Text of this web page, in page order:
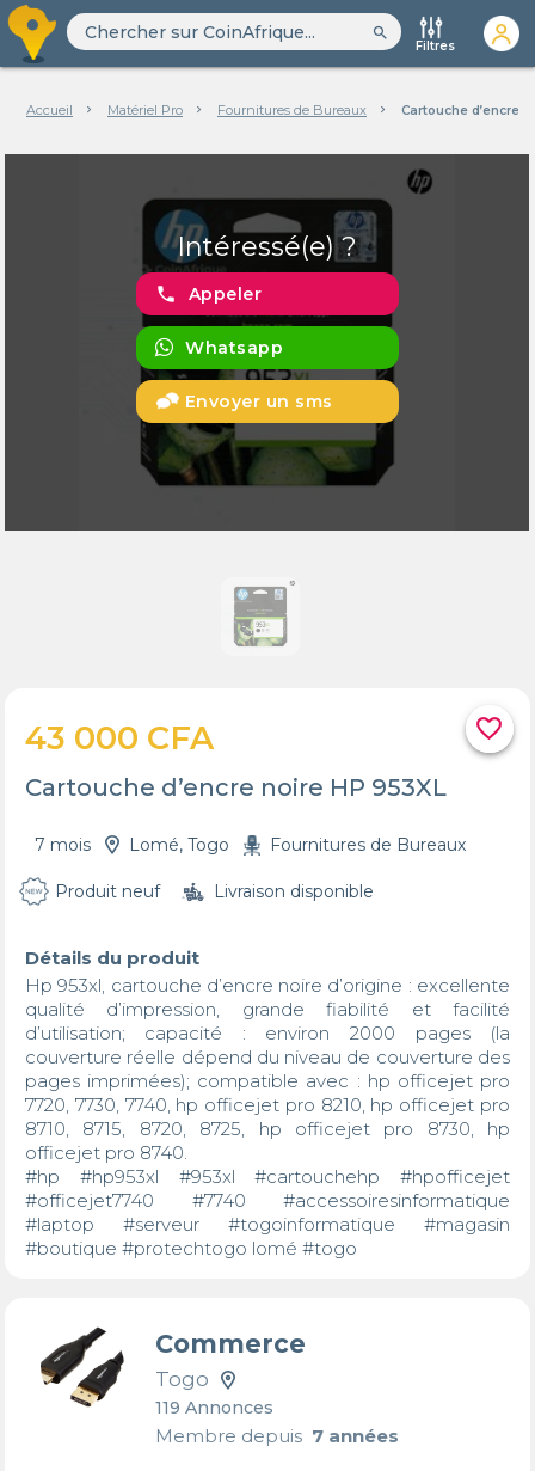
search
Filtres
Accueil Matériel Pro Fournitures de Bureaux Cartouche d’encre
Intéressé(e) ?
phone Appeler
Whatsapp
Envoyer un sms
favorite_border
43 000 CFA
Cartouche d’encre noire HP 953XL
7 mois Lomé, Togo Fournitures de Bureaux
Produit neuf Livraison disponible
Détails du produit
Hp 953xl, cartouche d’encre noire d’origine : excellente
qualité d’impression, grande fiabilité et facilité
d’utilisation; capacité : environ 2000 pages (la
couverture réelle dépend du niveau de couverture des
pages imprimées); compatible avec : hp officejet pro
7720, 7730, 7740, hp officejet pro 8210, hp officejet pro
8710, 8715, 8720, 8725, hp officejet pro 8730, hp
officejet pro 8740.
#hp #hp953xl #953xl #cartouchehp #hpofficejet
#officejet7740 #7740 #accessoiresinformatique
#laptop #serveur #togoinformatique #magasin
#boutique #protechtogo lomé #togo
Commerce
Togo
119 Annonces
Membre depuis7 années